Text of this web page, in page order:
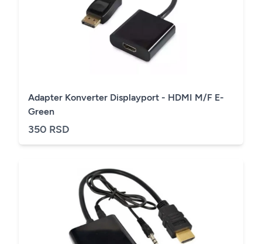
Adapter Konverter Displayport - HDMI M/F E-
Green
350 RSD